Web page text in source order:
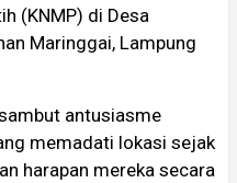
(KNMP) di Desa
Maringgai, Lampung
antusiasme
memadati lokasi sejak
harapan mereka secara